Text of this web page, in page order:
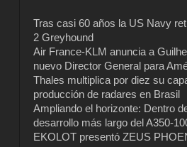
Tras casi 60 años la US Navy
2 Greyhound
Air France-KLM anuncia a
nuevo Director General para
Thales multiplica por diez su
producción de radares en Brasil
Ampliando el horizonte: Dentro
desarrollo más largo del A350-
EKOLOT presentó ZEUS